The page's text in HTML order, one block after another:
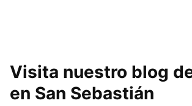
Visita nuestro blog
en San Sebastián